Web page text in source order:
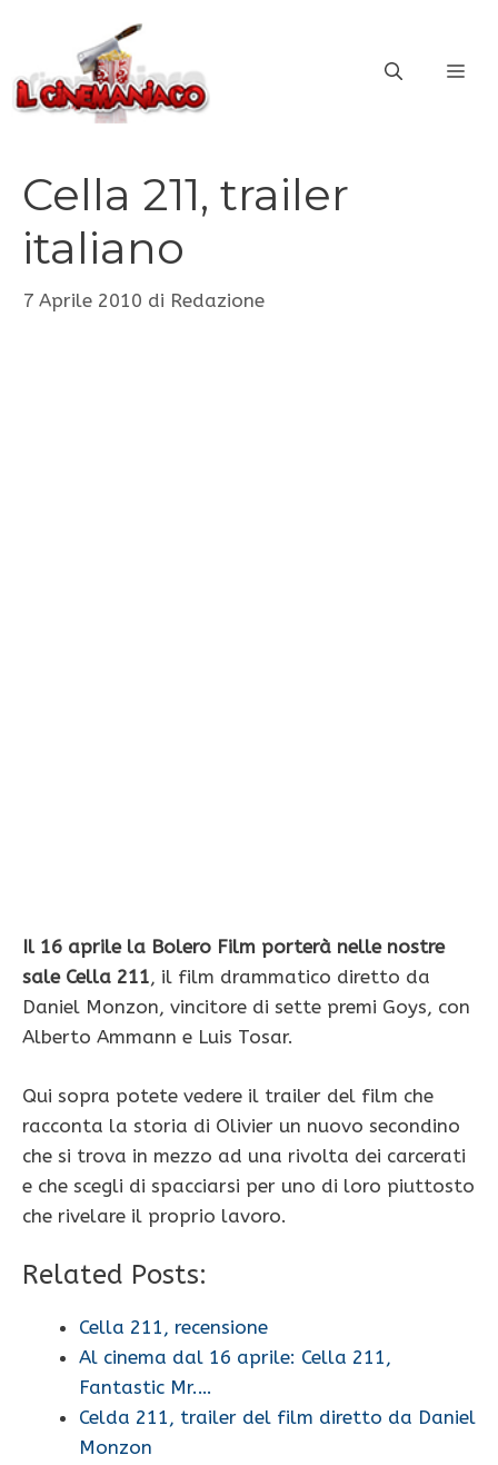
contenuto
Cella 211, trailer
italiano
7 Aprile 2010 di Redazione
Il 16 aprile la Bolero Film porterà nelle nostre
sale Cella 211, il film drammatico diretto da
Daniel Monzon, vincitore di sette premi Goys, con
Alberto Ammann e Luis Tosar.
Qui sopra potete vedere il trailer del film che
racconta la storia di Olivier un nuovo secondino
che si trova in mezzo ad una rivolta dei carcerati
e che scegli di spacciarsi per uno di loro piuttosto
che rivelare il proprio lavoro.
Related Posts:
Cella 211, recensione
Al cinema dal 16 aprile: Cella 211,
Fantastic Mr.…
Celda 211, trailer del film diretto da Daniel
Monzon